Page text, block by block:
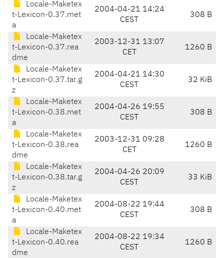
Locale-Maketex
t-Lexicon-0.37.met
a
2004-04-21 14:24
CEST
308 B
Locale-Maketex
t-Lexicon-0.37.rea
dme
2003-12-31 13:07
CET
1260 B
Locale-Maketex
t-Lexicon-0.37.tar.g
z
2004-04-21 14:30
CEST
32 KiB
Locale-Maketex
t-Lexicon-0.38.met
a
2004-04-26 19:55
CEST
308 B
Locale-Maketex
t-Lexicon-0.38.rea
dme
2003-12-31 09:28
CET
1260 B
Locale-Maketex
t-Lexicon-0.38.tar.g
z
2004-04-26 20:09
CEST
33 KiB
Locale-Maketex
t-Lexicon-0.40.met
a
2004-08-22 19:44
CEST
308 B
Locale-Maketex
t-Lexicon-0.40.rea
dme
2004-08-22 19:34
CEST
1260 B